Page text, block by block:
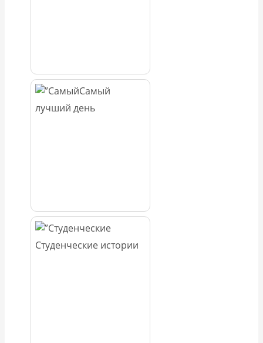
Самый
лучший день
Студенческие истории